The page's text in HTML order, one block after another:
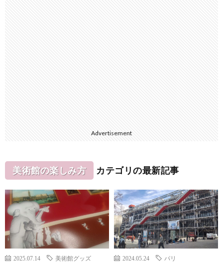
Advertisement
美術館の楽しみ方 カテゴリの最新記事
2025.07.14 美術館グッズ 2024.05.24 パリ